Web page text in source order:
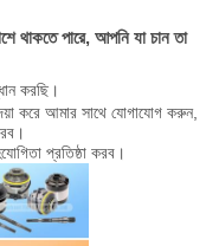
থাকতে পারে, আপনি যা চান তা
করছি।
করে আমার সাথে যোগাযোগ করুন,
প্রতিষ্ঠা করব।